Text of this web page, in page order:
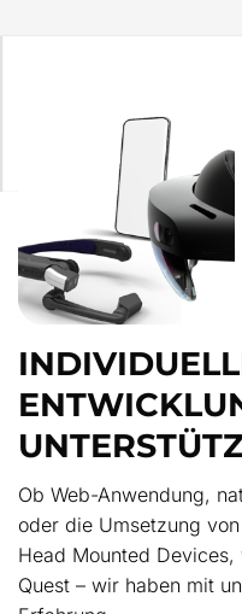
Ob Web-Anwendung,
oder die Umsetzung
Head Mounted Devices,
Quest – wir haben mit